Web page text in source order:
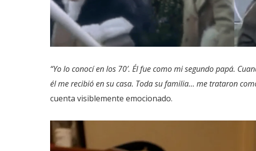
“Yo lo conocí en los 70′. Él fue como mi segundo papá.
él me recibió en su casa. Toda su familia… me trataron
cuenta visiblemente emocionado.